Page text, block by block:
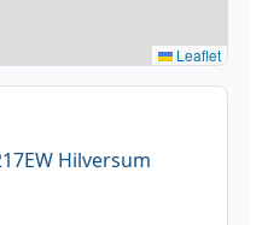
Leaflet
Hilversum